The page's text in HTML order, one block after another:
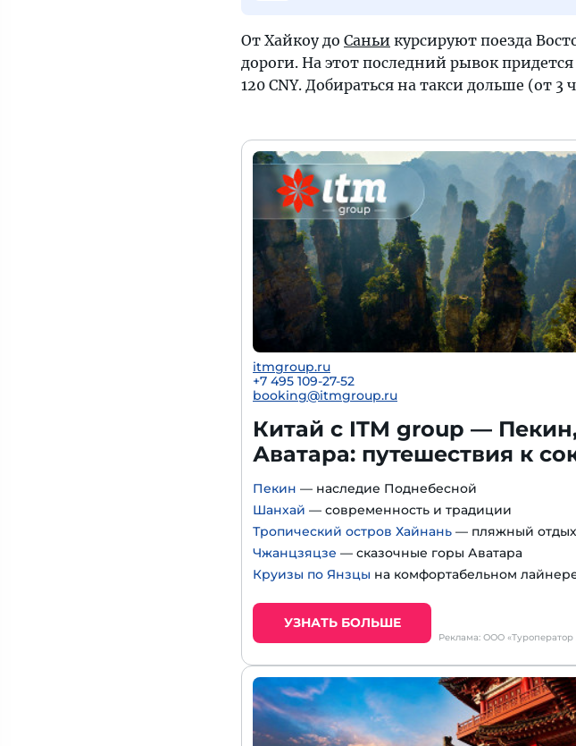
От Хайкоу до Саньи курсируют поезда
дороги. На этот последний рывок
120 CNY. Добираться на такси дольше (от 3
itmgroup.ru
+7 495 109-27-52
booking@itmgroup.ru
Китай с ITM group —
Аватара: путешествия к
Пекин — наследие Поднебесной
Шанхай — современность и традиции
Тропический остров Хайнань — пляжный отдых
Чжанцзяцзе — сказочные горы Аватара
Круизы по Янзцы на комфортабельном
УЗНАТЬ БОЛЬШЕ
Реклама: ООО